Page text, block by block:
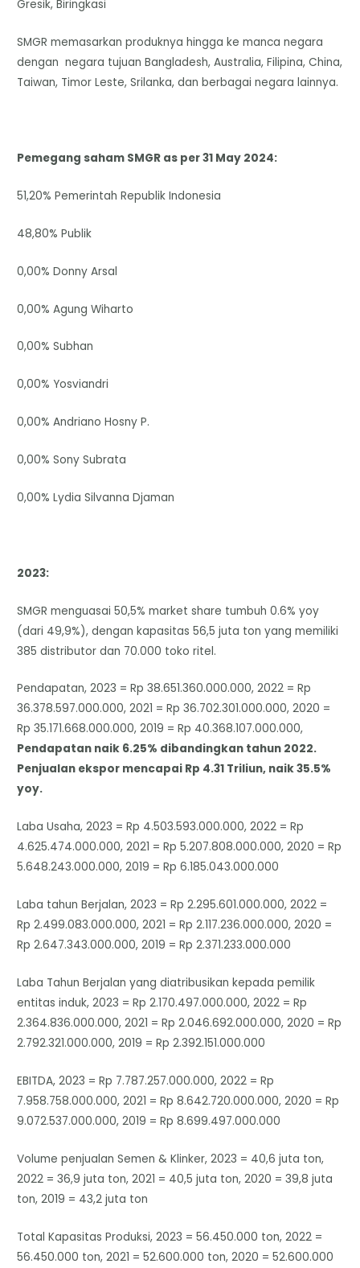
Gresik, Biringkasi
SMGR memasarkan produknya hingga ke manca negara
dengan negara tujuan Bangladesh, Australia, Filipina, China,
Taiwan, Timor Leste, Srilanka, dan berbagai negara lainnya.
Pemegang saham SMGR as per 31 May 2024:
51,20% Pemerintah Republik Indonesia
48,80% Publik
0,00% Donny Arsal
0,00% Agung Wiharto
0,00% Subhan
0,00% Yosviandri
0,00% Andriano Hosny P.
0,00% Sony Subrata
0,00% Lydia Silvanna Djaman
2023:
SMGR menguasai 50,5% market share tumbuh 0.6% yoy
(dari 49,9%), dengan kapasitas 56,5 juta ton yang memiliki
385 distributor dan 70.000 toko ritel.
Pendapatan, 2023 = Rp 38.651.360.000.000, 2022 = Rp
36.378.597.000.000, 2021 = Rp 36.702.301.000.000, 2020 =
Rp 35.171.668.000.000, 2019 = Rp 40.368.107.000.000,
Pendapatan naik 6.25% dibandingkan tahun 2022.
Penjualan ekspor mencapai Rp 4.31 Triliun, naik 35.5%
yoy.
Laba Usaha, 2023 = Rp 4.503.593.000.000, 2022 = Rp
4.625.474.000.000, 2021 = Rp 5.207.808.000.000, 2020 = Rp
5.648.243.000.000, 2019 = Rp 6.185.043.000.000
Laba tahun Berjalan, 2023 = Rp 2.295.601.000.000, 2022 =
Rp 2.499.083.000.000, 2021 = Rp 2.117.236.000.000, 2020 =
Rp 2.647.343.000.000, 2019 = Rp 2.371.233.000.000
Laba Tahun Berjalan yang diatribusikan kepada pemilik
entitas induk, 2023 = Rp 2.170.497.000.000, 2022 = Rp
2.364.836.000.000, 2021 = Rp 2.046.692.000.000, 2020 = Rp
2.792.321.000.000, 2019 = Rp 2.392.151.000.000
EBITDA, 2023 = Rp 7.787.257.000.000, 2022 = Rp
7.958.758.000.000, 2021 = Rp 8.642.720.000.000, 2020 = Rp
9.072.537.000.000, 2019 = Rp 8.699.497.000.000
Volume penjualan Semen & Klinker, 2023 = 40,6 juta ton,
2022 = 36,9 juta ton, 2021 = 40,5 juta ton, 2020 = 39,8 juta
ton, 2019 = 43,2 juta ton
Total Kapasitas Produksi, 2023 = 56.450.000 ton, 2022 =
56.450.000 ton, 2021 = 52.600.000 ton, 2020 = 52.600.000